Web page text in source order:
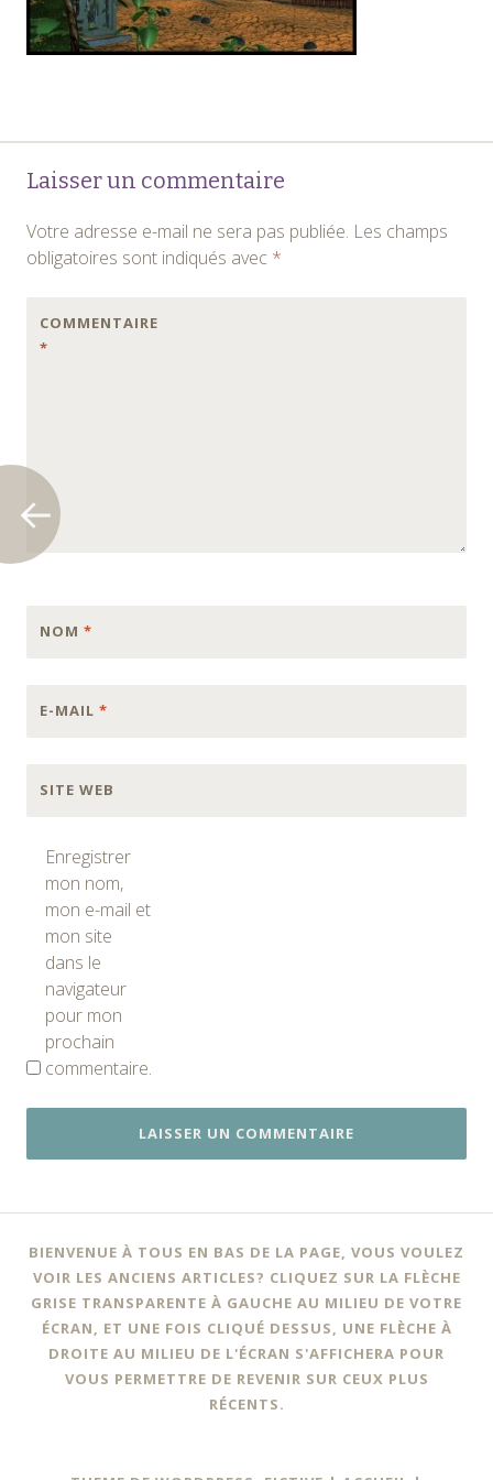
Navigation
des
articles
Laisser un commentaire
Votre adresse e-mail ne sera pas publiée. Les champs
obligatoires sont indiqués avec *
COMMENTAIRE
*
NOM *
E-MAIL *
SITE WEB
Enregistrer
mon nom,
mon e-mail et
mon site
dans le
navigateur
pour mon
prochain
commentaire.
BIENVENUE À TOUS EN BAS DE LA PAGE, VOUS VOULEZ
VOIR LES ANCIENS ARTICLES? CLIQUEZ SUR LA FLÈCHE
GRISE TRANSPARENTE À GAUCHE AU MILIEU DE VOTRE
ÉCRAN, ET UNE FOIS CLIQUÉ DESSUS, UNE FLÈCHE À
DROITE AU MILIEU DE L'ÉCRAN S'AFFICHERA POUR
VOUS PERMETTRE DE REVENIR SUR CEUX PLUS
RÉCENTS.